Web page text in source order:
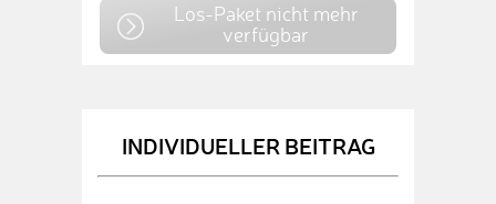
Los-Paket nicht mehr
verfügbar
INDIVIDUELLER BEITRAG